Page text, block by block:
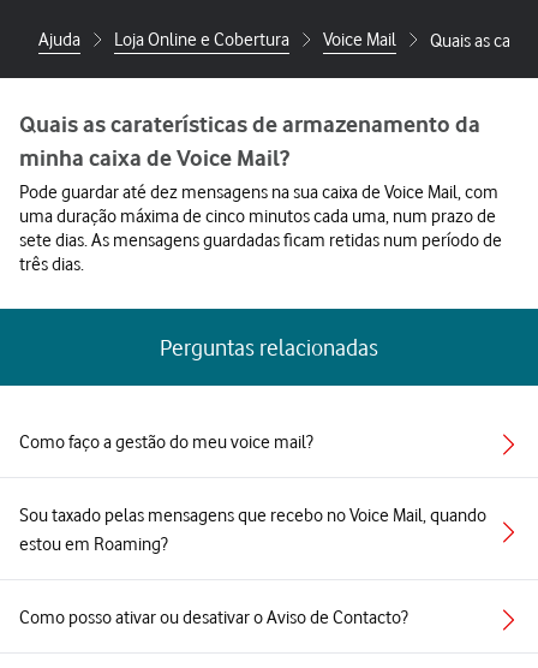
Ajuda Loja Online e Cobertura Voice Mail Quais as
Quais as caraterísticas de armazenamento da
minha caixa de Voice Mail?
Pode guardar até dez mensagens na sua caixa de Voice Mail, com
uma duração máxima de cinco minutos cada uma, num prazo de
sete dias. As mensagens guardadas ficam retidas num período de
três dias.
Perguntas relacionadas
Como faço a gestão do meu voice mail?
Sou taxado pelas mensagens que recebo no Voice Mail, quando
estou em Roaming?
Como posso ativar ou desativar o Aviso de Contacto?